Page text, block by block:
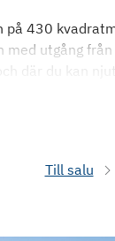
på 430
med utgång
där du kan
Till salu